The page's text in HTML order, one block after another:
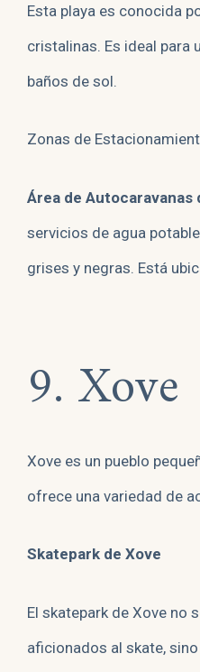
Esta playa es conocida
cristalinas. Es ideal para
baños de sol.
Zonas de
Área de Autocaravanas
servicios de agua
grises y negras. Está
9. Xove
Xove es un pueblo
ofrece una variedad de
Skatepark de Xove
El skatepark de Xove no
aficionados al skate,